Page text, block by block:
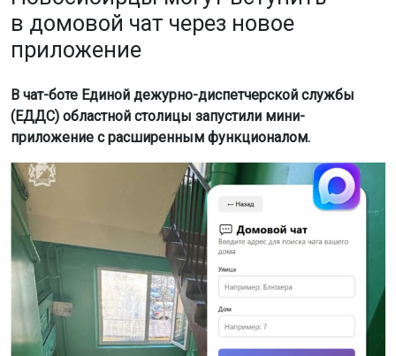
в домовой чат через новое
приложение
В чат-боте Единой дежурно-диспетчерской службы
(ЕДДС) областной столицы запустили мини-
приложение с расширенным функционалом.